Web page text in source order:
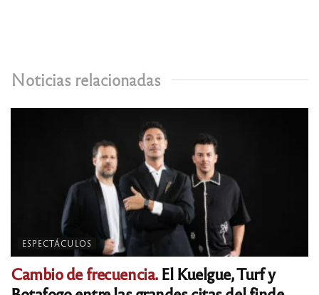
Noticias relacionadas
ESPECTÁCULOS
Cambio de frecuencia.El Kuelgue, Turf y